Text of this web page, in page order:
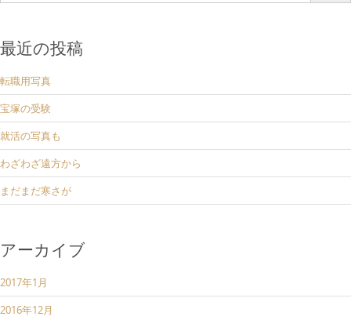
最近の投稿
転職用写真
宝塚の受験
就活の写真も
わざわざ遠方から
まだまだ寒さが
アーカイブ
2017年1月
2016年12月